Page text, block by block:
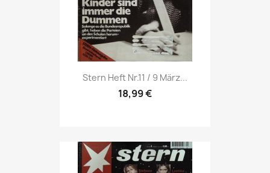
Vorschau
Stern Heft Nr.11 / 9 März...
18,99 €